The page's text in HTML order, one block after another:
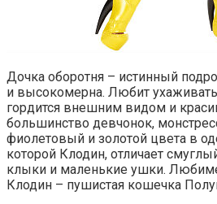
Дочка оборотня – истинный
и высокомерна. Любит
гордится внешним видом и
большинство девчонок,
фиолетовый и золотой цвета в
которой Клодин, отличает
клыки и маленькие ушки.
Клодин – пушистая кошечка